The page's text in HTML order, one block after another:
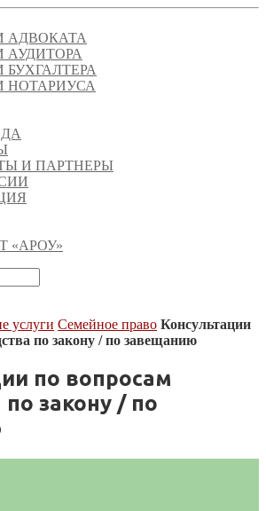
АДВОКАТА
АУДИТОРА
БУХГАЛТЕРА
НОТАРИУСА
И ПАРТНЕРЫ
«АРОУ»
услуги Семейное право Консультации
по закону / по завещанию
по вопросам
по закону / по